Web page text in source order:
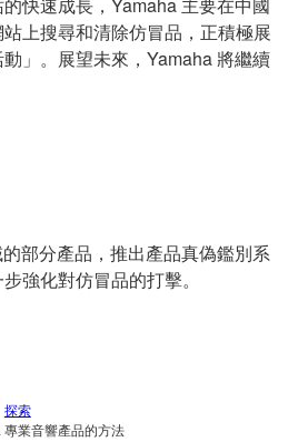
快速成長，Yamaha 主要在中國
上搜尋和清除仿冒品，正積極展
」。展望未來，Yamaha 將繼續
部分產品，推出產品真偽鑑別系
強化對仿冒品的打擊。
探索
業音響產品的方法